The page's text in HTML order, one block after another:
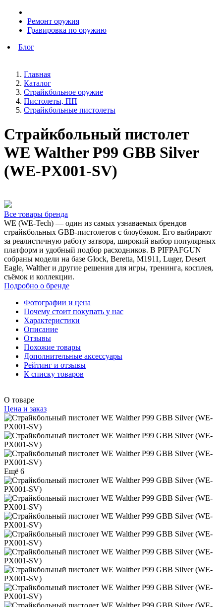
Ремонт оружия
Гравировка по оружию
Блог
Главная
Каталог
Страйкбольное оружие
Пистолеты, ПП
Страйкбольные пистолеты
Страйкбольный пистолет
WE Walther P99 GBB Silver
(WE-PX001-SV)
Все товары бренда
WE (WE-Tech) — один из самых узнаваемых брендов
страйкбольных GBB-пистолетов с блоубэком. Его выбирают
за реалистичную работу затвора, широкий выбор популярных
платформ и удобный подбор расходников. В PIFPAFGUN
собраны модели на базе Glock, Beretta, M1911, Luger, Desert
Eagle, Walther и другие решения для игры, тренинга, косплея,
съёмок и коллекции.
Подробно о бренде
Фотографии и цена
Почему стоит покупать у нас
Характеристики
Описание
Отзывы
Похожие товары
Дополнительные аксессуары
Рейтинг и отзывы
К списку товаров
О товаре
Цена и заказ
Ещё 6